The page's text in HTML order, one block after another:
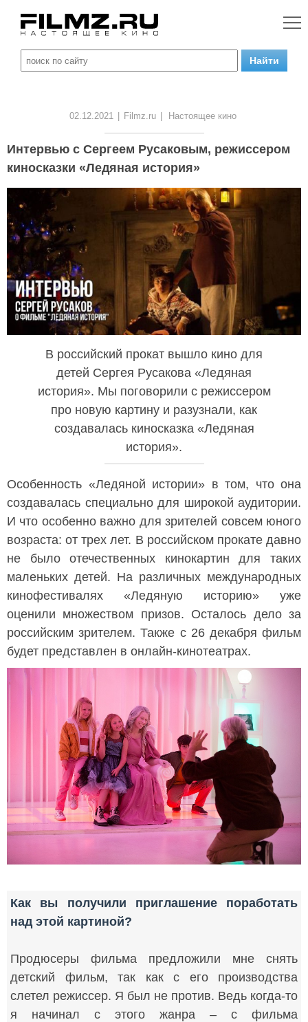
02.12.2021 Filmz.ru Настоящее кино
Интервью с Сергеем Русаковым, режиссером
киносказки «Ледяная история»
В российский прокат вышло кино для
детей Сергея Русакова «Ледяная
история». Мы поговорили с режиссером
про новую картину и разузнали, как
создавалась киносказка «Ледяная
история».
Особенность «Ледяной истории» в том, что она
создавалась специально для широкой аудитории.
И что особенно важно для зрителей совсем юного
возраста: от трех лет. В российском прокате давно
не было отечественных кинокартин для таких
маленьких детей. На различных международных
кинофестивалях «Ледяную историю» уже
оценили множеством призов. Осталось дело за
российским зрителем. Также с 26 декабря фильм
будет представлен в онлайн-кинотеатрах.
Как вы получили приглашение поработать
над этой картиной?
Продюсеры фильма предложили мне снять
детский фильм, так как с его производства
слетел режиссер. Я был не против. Ведь когда-то
я начинал с этого жанра – с фильма